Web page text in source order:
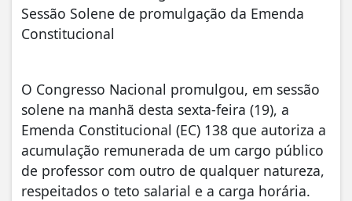
Sessão Solene de promulgação da Emenda
Constitucional
O Congresso Nacional promulgou, em sessão
solene na manhã desta sexta-feira (19), a
Emenda Constitucional (EC) 138 que autoriza a
acumulação remunerada de um cargo público
de professor com outro de qualquer natureza,
respeitados o teto salarial e a carga horária.